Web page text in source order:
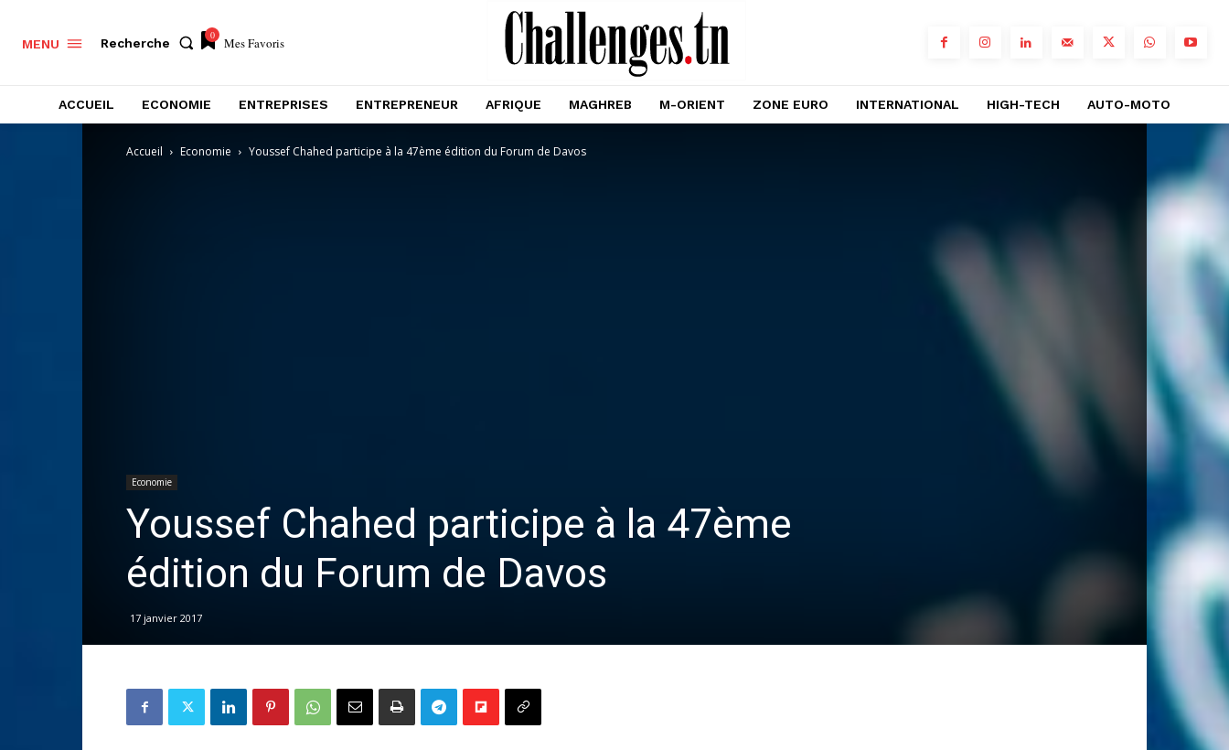
MENU Recherche
0 Mes Favoris
ACCUEIL ECONOMIE ENTREPRISES ENTREPRENEUR AFRIQUE MAGHREB M-ORIENT ZONE EURO INTERNATIONAL HIGH-TECH AUTO-MOTO
Accueil Economie Youssef Chahed participe à la 47ème édition du Forum de Davos
Economie
Youssef Chahed participe à la 47ème
édition du Forum de Davos
17 janvier 2017